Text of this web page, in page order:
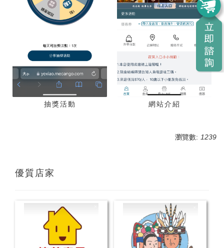
抽獎活動 網站介紹
瀏覽數: 1239
優質店家